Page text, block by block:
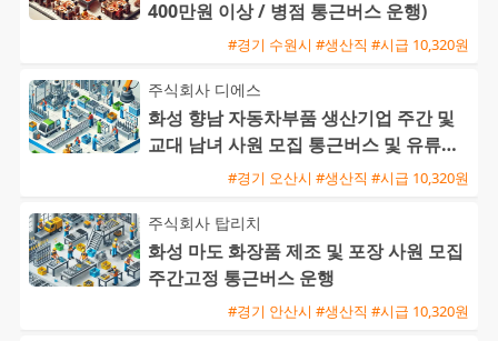
400만원 이상 / 병점 통근버스 운행)
#경기 수원시 #생산직 #시급 10,320원
주식회사 디에스
화성 향남 자동차부품 생산기업 주간 및
교대 남녀 사원 모집 통근버스 및 유류비
#경기 오산시 #생산직 #시급 10,320원
주식회사 탑리치
화성 마도 화장품 제조 및 포장 사원 모집
주간고정 통근버스 운행
#경기 안산시 #생산직 #시급 10,320원